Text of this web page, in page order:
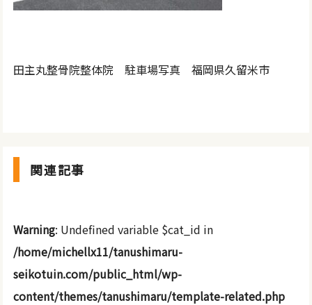
田主丸整骨院整体院 駐車場写真 福岡県久留米市
関連記事
Warning: Undefined variable $cat_id in
/home/michellx11/tanushimaru-
seikotuin.com/public_html/wp-
content/themes/tanushimaru/template-related.php